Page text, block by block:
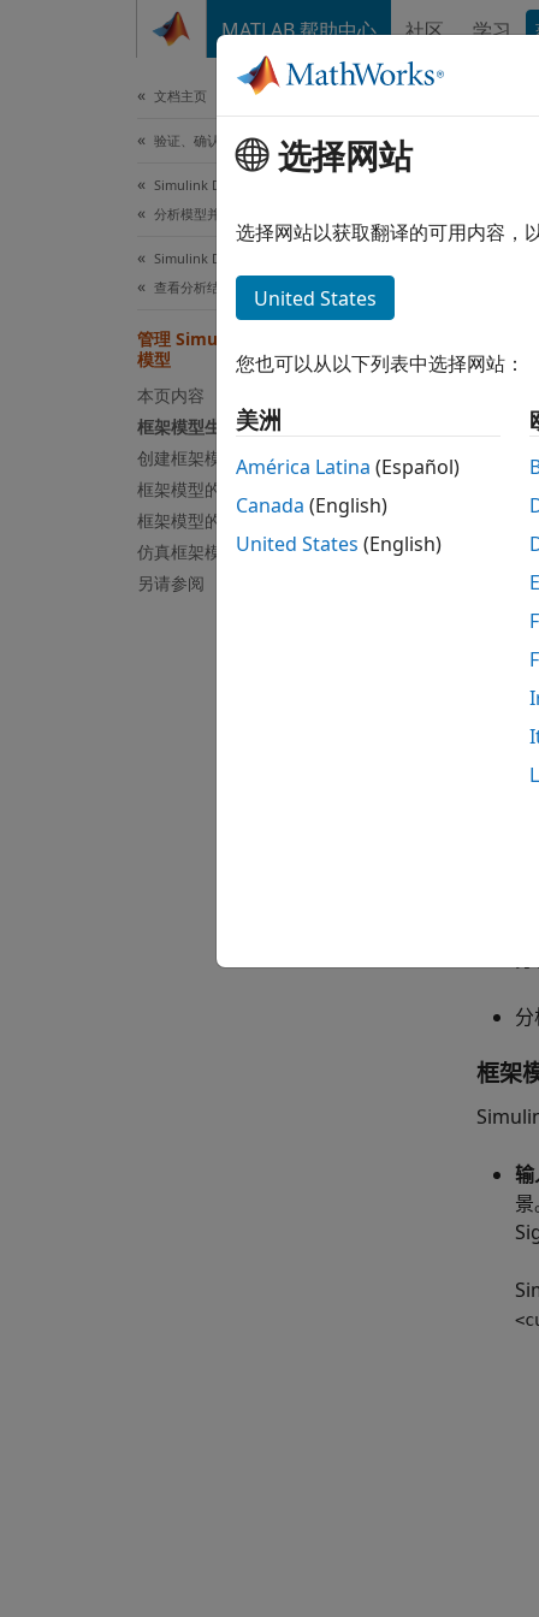
MATLAB 帮助中心 社区 学习
文档主页
验证、确认和测试
Simulink Design Verifier
分析模型并查看结果
Simulink Design Verifier
查看分析结果
管理 Simulink Design Verifier 框架
模型
本页内容
框架模型生成
创建框架模型
框架模型的内容
框架模型的配置
仿真框架模型
另请参阅
管
模型。
框架
默认
框架
输
选择网站
选择网站以获取翻译的可用内容，
United States
您也可以从以下列表中选择网站：
美洲
América Latina (Español)
Canada (English)
United States (English)